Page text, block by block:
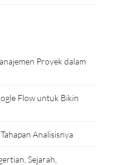
Proyek dalam
Flow untuk Bikin
Analisisnya
Sejarah,